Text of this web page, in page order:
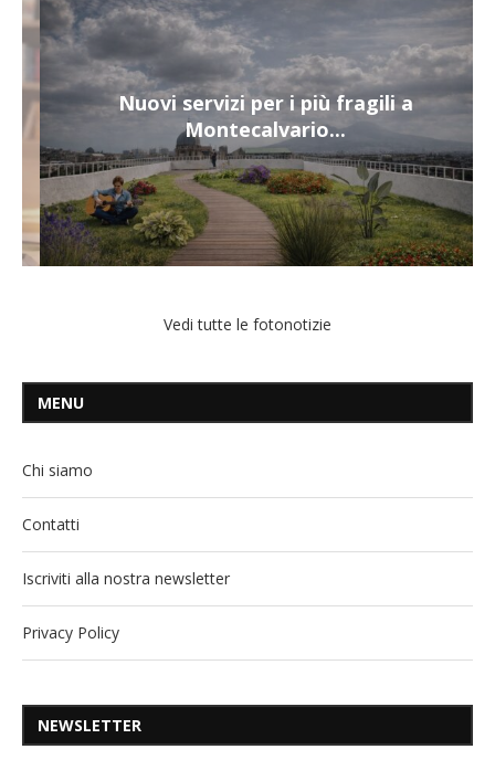
Nuovi servizi per i più fragili a
Montecalvario...
Vedi tutte le fotonotizie
MENU
Chi siamo
Contatti
Iscriviti alla nostra newsletter
Privacy Policy
NEWSLETTER